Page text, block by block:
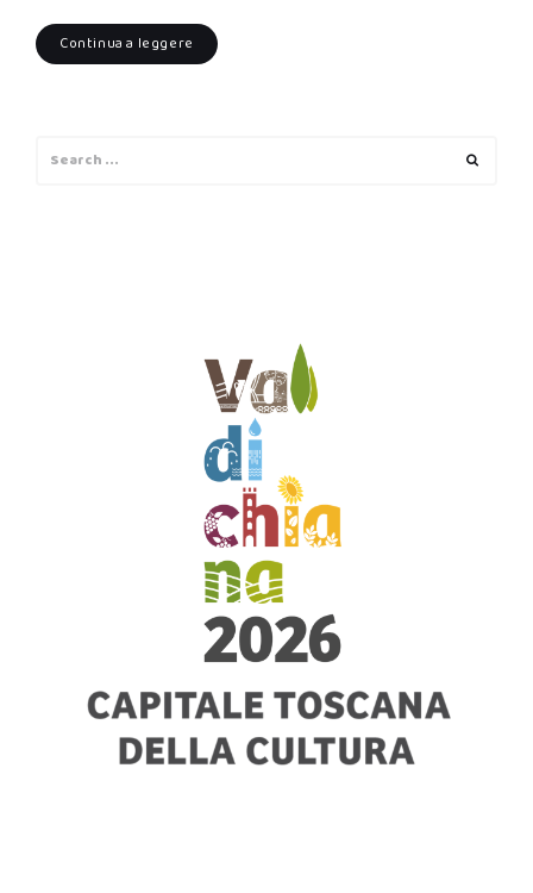
Continua a leggere
for: